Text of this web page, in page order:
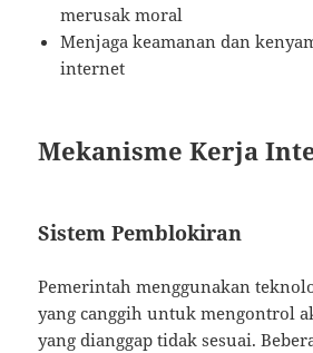
merusak moral
Menjaga keamanan dan
internet
Mekanisme Kerja
Sistem Pemblokiran
Pemerintah menggunakan
yang canggih untuk mengontrol
yang dianggap tidak sesuai.